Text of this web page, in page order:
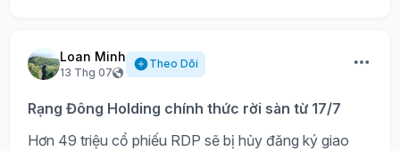
Loan Minh
13 Thg 07
Theo Dõi
Rạng Đông Holding chính thức rời sàn từ 17/7
Hơn 49 triệu cổ phiếu RDP sẽ bị hủy đăng ký giao